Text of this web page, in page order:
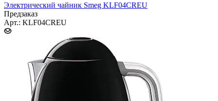
Электрический чайник Smeg KLF04CREU
Предзаказ
Арт.: KLF04CREU